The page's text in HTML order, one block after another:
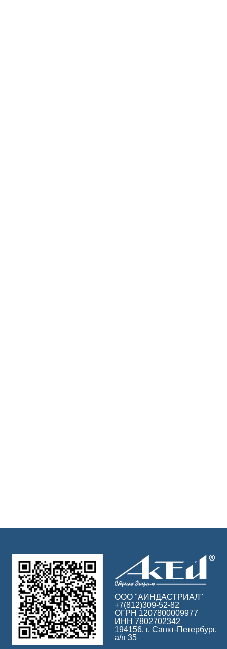
ООО "АИНДАСТРИАЛ"
+7(812)309-52-82
ОГРН 1207800009977
ИНН 7802702342
194156, г. Санкт-Петербург,
а/я 35